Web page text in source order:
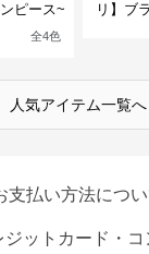
ピース~
全4色
リ】ブ
人気アイテム一覧へ
支払い方法につ
ットカード・